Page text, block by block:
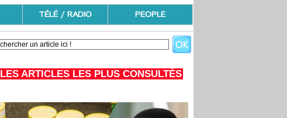
TÉLÉ / RADIO PEOPLE
LES ARTICLES LES PLUS CONSULTÉS